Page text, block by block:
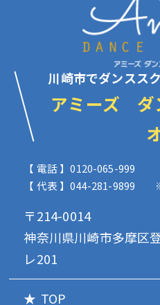
川崎市でダンスス
アミーズ
【 電話 】0120-065-999
【 代表 】044-281-9899
〒214-0014
神奈川県川崎市多摩区
レ201
TOP